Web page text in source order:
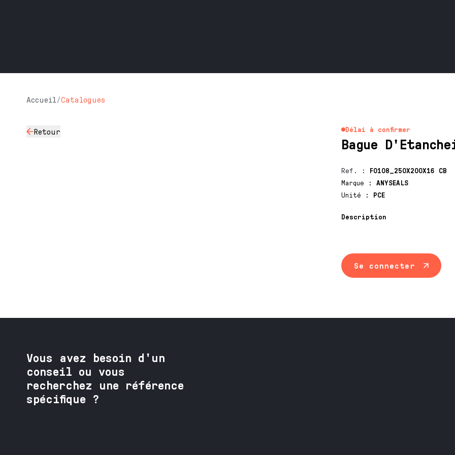
Accueil/Catalogues
Retour Délai à confirmer
Bague
Ref. : F0108_250X200X16 CB
Marque
:
ANYSEALS
Unité
: PCE
Description
Se connecter
Vous avez besoin d'un
conseil ou vous
recherchez une référence
spécifique ?